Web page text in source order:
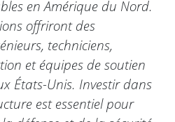
en Amérique du Nord.
offriront des
techniciens,
et équipes de soutien
États-Unis. Investir dans
est essentiel pour